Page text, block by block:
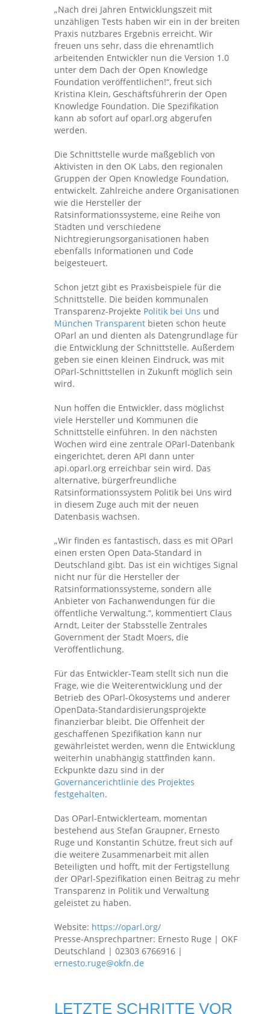
„Nach drei Jahren Entwicklungszeit mit
unzähligen Tests haben wir ein in der breiten
Praxis nutzbares Ergebnis erreicht. Wir
freuen uns sehr, dass die ehrenamtlich
arbeitenden Entwickler nun die Version 1.0
unter dem Dach der Open Knowledge
Foundation veröffentlichen!“, freut sich
Kristina Klein, Geschäftsführerin der Open
Knowledge Foundation. Die Spezifikation
kann ab sofort auf oparl.org abgerufen
werden.
Die Schnittstelle wurde maßgeblich von
Aktivisten in den OK Labs, den regionalen
Gruppen der Open Knowledge Foundation,
entwickelt. Zahlreiche andere Organisationen
wie die Hersteller der
Ratsinformationssysteme, eine Reihe von
Städten und verschiedene
Nichtregierungsorganisationen haben
ebenfalls Informationen und Code
beigesteuert.
Schon jetzt gibt es Praxisbeispiele für die
Schnittstelle. Die beiden kommunalen
Transparenz-Projekte Politik bei Uns und
München Transparent bieten schon heute
OParl an und dienten als Datengrundlage für
die Entwicklung der Schnittstelle. Außerdem
geben sie einen kleinen Eindruck, was mit
OParl-Schnittstellen in Zukunft möglich sein
wird.
Nun hoffen die Entwickler, dass möglichst
viele Hersteller und Kommunen die
Schnittstelle einführen. In den nächsten
Wochen wird eine zentrale OParl-Datenbank
eingerichtet, deren API dann unter
api.oparl.org erreichbar sein wird. Das
alternative, bürgerfreundliche
Ratsinformationssystem Politik bei Uns wird
in diesem Zuge auch mit der neuen
Datenbasis wachsen.
„Wir finden es fantastisch, dass es mit OParl
einen ersten Open Data-Standard in
Deutschland gibt. Das ist ein wichtiges Signal
nicht nur für die Hersteller der
Ratsinformationssysteme, sondern alle
Anbieter von Fachanwendungen für die
öffentliche Verwaltung.“, kommentiert Claus
Arndt, Leiter der Stabsstelle Zentrales
Government der Stadt Moers, die
Veröffentlichung.
Für das Entwickler-Team stellt sich nun die
Frage, wie die Weiterentwicklung und der
Betrieb des OParl-Ökosystems und anderer
OpenData-Standardisierungsprojekte
finanzierbar bleibt. Die Offenheit der
geschaffenen Spezifikation kann nur
gewährleistet werden, wenn die Entwicklung
weiterhin unabhängig stattfinden kann.
Eckpunkte dazu sind in der
Governancerichtlinie des Projektes
festgehalten.
Das OParl-Entwicklerteam, momentan
bestehend aus Stefan Graupner, Ernesto
Ruge und Konstantin Schütze, freut sich auf
die weitere Zusammenarbeit mit allen
Beteiligten und hofft, mit der Fertigstellung
der OParl-Spezifikation einen Beitrag zu mehr
Transparenz in Politik und Verwaltung
geleistet zu haben.
Website: https://oparl.org/
Presse-Ansprechpartner: Ernesto Ruge | OKF
Deutschland | 02303 6766916 |
ernesto.ruge@okfn.de
LETZTE SCHRITTE VOR